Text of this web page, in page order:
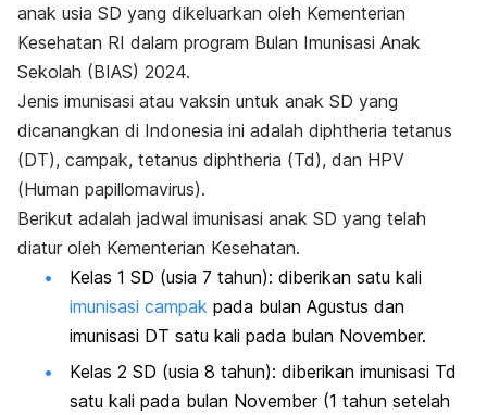
anak usia SD yang dikeluarkan oleh Kementerian
Kesehatan RI dalam program Bulan Imunisasi Anak
Sekolah (BIAS) 2024.
Jenis imunisasi atau vaksin untuk anak SD yang
dicanangkan di Indonesia ini adalah diphtheria tetanus
(DT), campak, tetanus diphtheria (Td), dan HPV
(Human papillomavirus).
Berikut adalah jadwal imunisasi anak SD yang telah
diatur oleh Kementerian Kesehatan.
Kelas 1 SD (usia 7 tahun): diberikan satu kali
imunisasi campak pada bulan Agustus dan
imunisasi DT satu kali pada bulan November.
Kelas 2 SD (usia 8 tahun): diberikan imunisasi Td
satu kali pada bulan November (1 tahun setelah